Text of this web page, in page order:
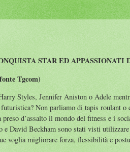
STAR ED APPASSIONATI
Tgcom)
Styles, Jennifer Aniston o Adele
Non parliamo di tapis roulant o
preso d’assalto il mondo del fitness e i
David Beckham sono stati visti utilizzare
voglia migliorare forza, flessibilità e